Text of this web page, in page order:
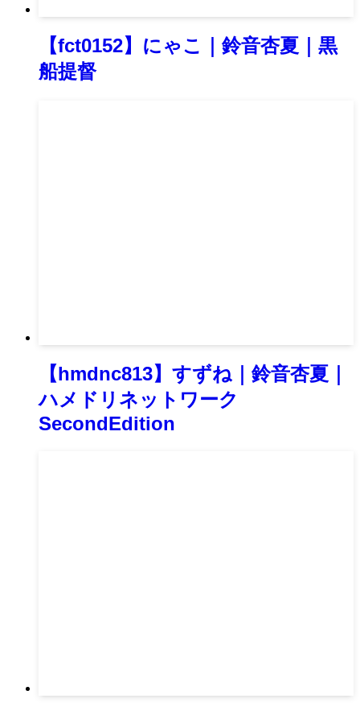
【fct0152】にゃこ｜鈴音杏夏｜黒
船提督
【hmdnc813】すずね｜鈴音杏夏｜
ハメドリネットワーク
SecondEdition